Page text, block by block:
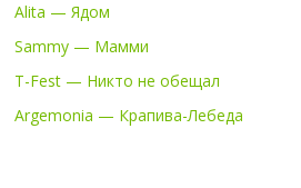
Alita — Ядом
Sammy — Мамми
T-Fest — Никто не обещал
Argemonia — Крапива-Лебеда